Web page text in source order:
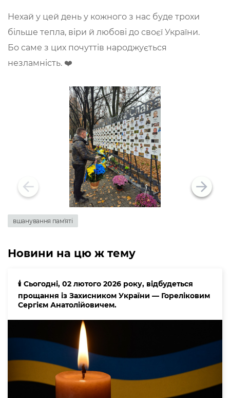
Нехай у цей день у кожного з нас буде трохи
більше тепла, віри й любові до своєї України.
Бо саме з цих почуттів народжується
незламність. ❤️
вшанування пам'яті
Новини на цю ж тему
🕯️ Сьогодні, 02 лютого 2026 року, відбудеться
прощання із Захисником України — Гореліковим
Сергієм Анатолійовичем.